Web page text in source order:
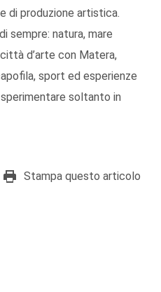
di produzione artistica.
sempre: natura, mare
d’arte con Matera,
sport ed esperienze
soltanto in
Stampa questo articolo